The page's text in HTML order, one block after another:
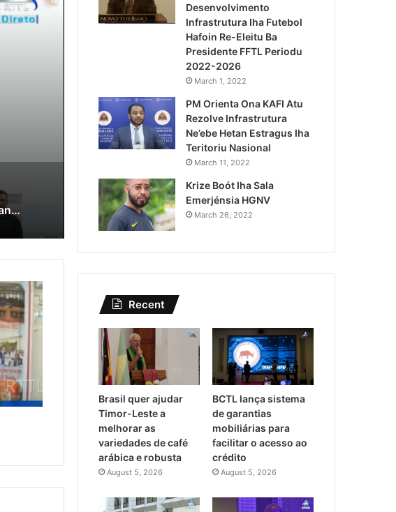
Lei Siberseguransa Ajuda
Kaptura Autór Kriminozu
Estranjeiru
Lei Siberseguransa Ajuda Autoridade Polisiál Kaptura Autór Kriminozu ho Paradeiru Iha Estranjeiru
Desenvolvimento
Infrastrutura Iha Futebol
Hafoin Re-Eleitu Ba
Presidente FFTL Periodu
2022-2026
March 1, 2022
PM Orienta Ona KAFI Atu
Rezolve Infrastrutura
Ne’ebe Hetan Estragus Iha
Teritoriu Nasional
March 11, 2022
Krize Boót Iha Sala
Emerjénsia HGNV
March 26, 2022
Recent
Brasil quer ajudar
Timor-Leste a
melhorar as
variedades de café
arábica e robusta
August 5, 2026
BCTL lança sistema
de garantias
mobiliárias para
facilitar o acesso ao
crédito
August 5, 2026